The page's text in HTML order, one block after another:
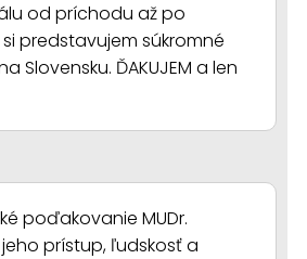
od príchodu až po
predstavujem súkromné
Slovensku. ĎAKUJEM a len
poďakovanie MUDr.
prístup, ľudskosť a